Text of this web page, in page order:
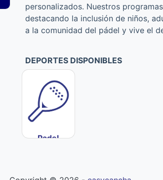
personalizados. Nuestros
destacando la inclusión de niños,
a la comunidad del pádel y vive el
DEPORTES DISPONIBLES
Padel